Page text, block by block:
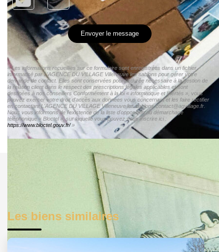
Envoyer le message
« Les informations recueillies sur ce formulaire sont enregistrées dans un fichier
informatisé par L'AGENCE DU VILLAGE Villeneuve les sablons pour gérer votre
demande de contact. Elles sont conservées pour la durée nécessaire à la gestion de
la relation client dans le respect des prescriptions légales applicables et sont
destinées à nos conseillers Conformément à la loi « informatique et libertés », vous
pouvez exercer votre droit d'accès aux données vous concernant et les faire rectifier
en contactant L'AGENCE DU VILLAGE Villeneuve les sablons contact@agvillage.fr.
Nous vous informons de l'existence de la liste d'opposition au démarchage
téléphonique « Bloctel », sur laquelle vous pouvez vous inscrire ici :
https://www.bloctel.gouv.fr/»
Les biens similaires